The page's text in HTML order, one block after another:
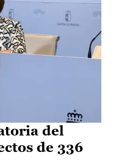
del
de 336